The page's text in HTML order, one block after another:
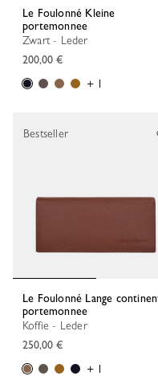
Le Foulonné Kleine
portemonnee
Zwart - Leder
200,00 €
+ 1
Le Foulonné Lange continentale
portemonnee
Koffie - Leder
250,00 €
+ 1
Bestseller